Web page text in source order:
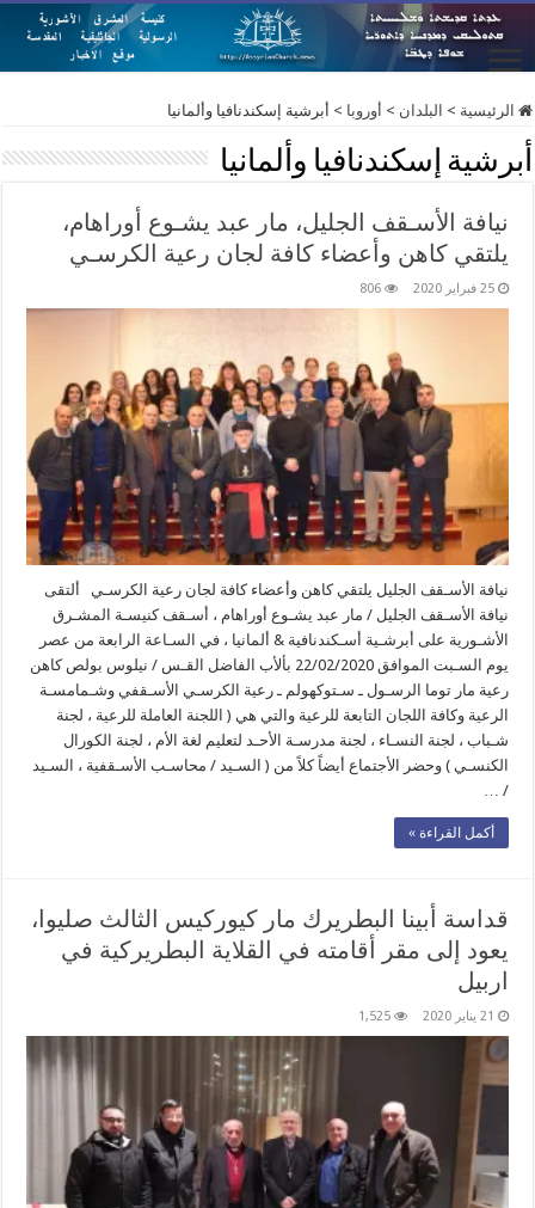
الرئيسية > البلدان > أوروبا > أبرشية إسكندنافيا وألمانيا
أبرشية إسكندنافيا وألمانيا
نيافة الأسـقف الجليل، مار عبد يشـوع أوراهام،
يلتقي كاهن وأعضاء كافة لجان رعية الكرسـي
25 فبراير 2020 806
نيافة الأسـقف الجليل يلتقي كاهن وأعضاء كافة لجان رعية الكرسـي ألتقى
نيافة الأسـقف الجليل / مار عبد يشـوع أوراهام ، أسـقف كنيسـة المشـرق
الأشـورية على أبرشـية أسـكندنافية & ألمانيا ، في السـاعة الرابعة من عصر
يوم السـبت الموافق 22/02/2020 بألأب الفاضل القـس / نيلوس بولص كاهن
رعية مار توما الرسـول ـ سـتوكهولم ـ رعية الكرسـي الأسـقفي وشـمامسـة
الرعية وكافة اللجان التابعة للرعية والتي هي ( اللجنة العاملة للرعية ، لجنة
شـباب ، لجنة النسـاء ، لجنة مدرسـة الأحـد لتعليم لغة الأم ، لجنة الكورال
الكنسـي ) وحضر الأجتماع أيضاً كلاً من ( السـيد / محاسـب الأسـقفية ، السـيد
/ …
أكمل القراءة »
قداسة أبينا البطريرك مار كيوركيس الثالث صليوا،
يعود إلى مقر أقامته في القلاية البطريركية في
اربيل
21 يناير 2020 1,525